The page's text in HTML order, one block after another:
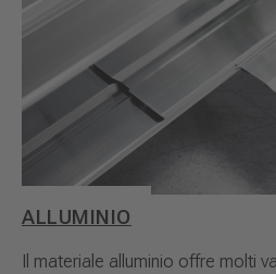
ALLUMINIO
Il materiale alluminio offre molti